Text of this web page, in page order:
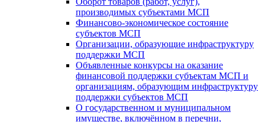
производимых субъектами МСП
Финансово-экономическое состояние
субъектов МСП
Организации, образующие инфраструктуру
поддержки МСП
Объявленные конкурсы на оказание
финансовой поддержки субъектам МСП и
организациям, образующим инфраструктуру
поддержки субъектов МСП
О государственном и муниципальном
имуществе, включённом в перечни,